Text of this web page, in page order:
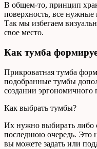
В общем-то, принцип
поверхность, все
Так мы избегаем
свое место.
Как тумба
Прикроватная тумба
подобранные тумбы
создании эргономичного
Как выбрать тумбы?
Их нужно выбирать либо
последнюю очередь. Это
вы можете задать или